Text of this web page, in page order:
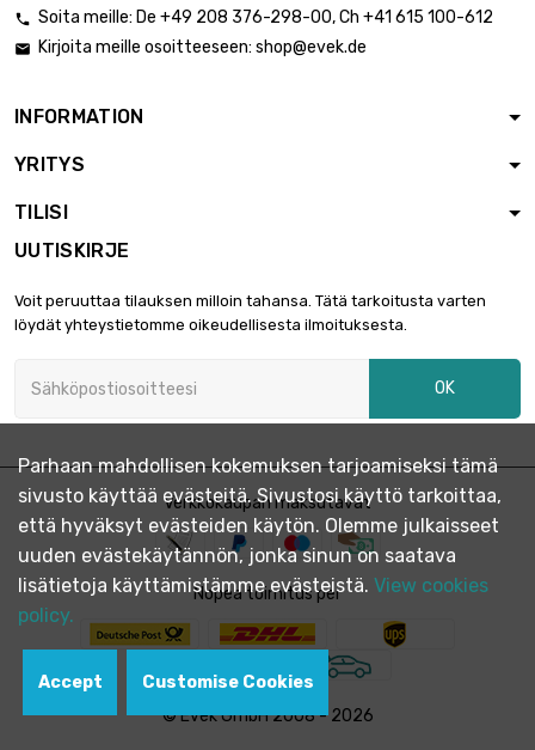
pituus : 2 Meter
halkaisija : 0.12mm
6,22 € 
pituus : 25 Meter
pituus : 50 Meter
halkaisija : 0.12mm
6,46 € 
halkaisija : 0.12mm
12,66 €
pituus : 250 Meter
 Soita meille: De +49 208 376-298-00, Ch +41 615 100-612
 Kirjoita meille osoitteeseen: shop@evek.de
INFORMATION
YRITYS
TILISI
UUTISKIRJE
Voit peruuttaa tilauksen milloin tahansa. Tätä tarkoitusta varten
löydät yhteystietomme oikeudellisesta ilmoituksesta.
OK
Verkkokaupan maksutavat
Nopea toimitus per
© Evek GmbH 2008 - 2026
Parhaan mahdollisen kokemuksen tarjoamiseksi tämä
sivusto käyttää evästeitä. Sivustosi käyttö tarkoittaa,
että hyväksyt evästeiden käytön. Olemme julkaisseet
uuden evästekäytännön, jonka sinun on saatava
lisätietoja käyttämistämme evästeistä. View cookies
policy.
Accept Customise Cookies